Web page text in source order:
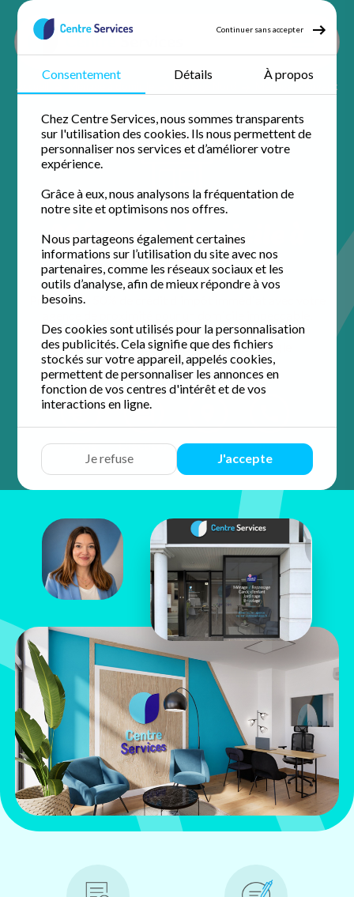
Continuer sans accepter
Consentement Détails À propos
Chez Centre Services, nous sommes transparents
sur l'utilisation des cookies. Ils nous permettent de
personnaliser nos services et d’améliorer votre
expérience.
Grâce à eux, nous analysons la fréquentation de
notre site et optimisons nos offres.
Nous partageons également certaines
informations sur l’utilisation du site avec nos
partenaires, comme les réseaux sociaux et les
outils d’analyse, afin de mieux répondre à vos
besoins.
Des cookies sont utilisés pour la personnalisation
des publicités. Cela signifie que des fichiers
stockés sur votre appareil, appelés cookies,
permettent de personnaliser les annonces en
fonction de vos centres d'intérêt et de vos
interactions en ligne.
Je refuse J'accepte
Accueil Ménage Mouvaux
Ménage à domicile à
Mouvaux
Profitez de 50% de crédit d'impôt immédiat avec votre
4.9 / 5 sur 174 avisGoogle
Devis Discuter Y aller Appeler
Sonia Jadir
12 Rue Franklin Roosevelt
59420 Mouvaux